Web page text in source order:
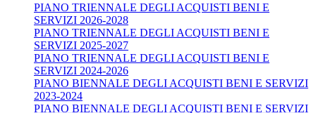
PIANO TRIENNALE DEGLI ACQUISTI BENI E
SERVIZI 2026-2028
PIANO TRIENNALE DEGLI ACQUISTI BENI E
SERVIZI 2025-2027
PIANO TRIENNALE DEGLI ACQUISTI BENI E
SERVIZI 2024-2026
PIANO BIENNALE DEGLI ACQUISTI BENI E SERVIZI
2023-2024
PIANO BIENNALE DEGLI ACQUISTI BENI E SERVIZI